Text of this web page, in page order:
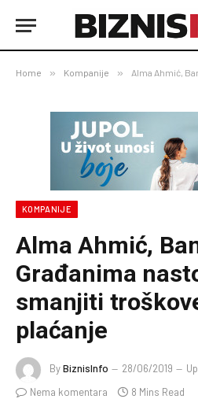
Home » Kompanije » Alma Ahmić, Bamcard:
KOMPANIJE
Alma Ahmić,
Građanima
smanjiti
plaćanje
ByBiznisInfo 28/06/2019
Nema komentara
8 Mins Read